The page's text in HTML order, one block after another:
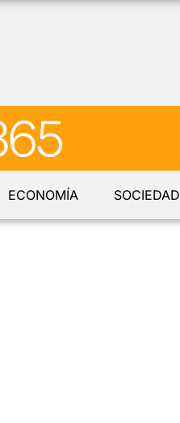
ECONOMÍA SOCIEDAD